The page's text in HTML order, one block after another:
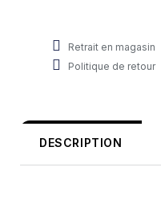
Retrait en magasin
Politique de retour
DESCRIPTION